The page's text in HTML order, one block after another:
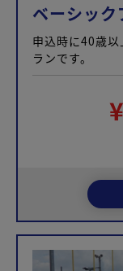
ベーシック
申込時に40歳
ランです。